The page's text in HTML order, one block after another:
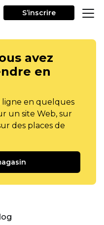
S’inscrire
avez
en
en quelques
un site Web, sur
des places de